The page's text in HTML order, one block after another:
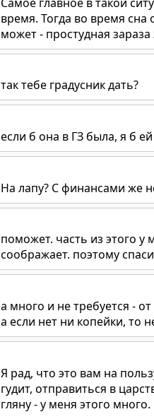
время. Тогда во время
может - простудная
так тебе градусник дать?
если б она в ГЗ была, я б
На лапу? С финансами же
поможет. часть из этого
соображает. поэтому
а много и не требуется -
а если нет ни копейки, то
Я рад, что это вам на
гудит, отправиться в
гляну - у меня этого много.